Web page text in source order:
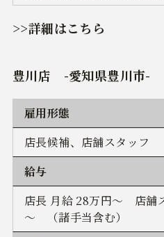
>>詳細はこちら
豊川店 -愛知県豊川市-
雇用形態
店長候補、店舗スタッフ
給与
店長 月給 28万円～ 店舗
～ （諸手当含む）